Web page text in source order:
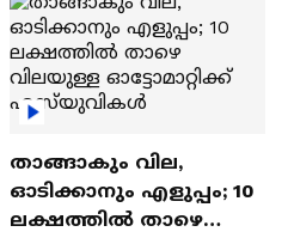
താങ്ങാകും വില,
ഓടിക്കാനും എളുപ്പം; 10
ലക്ഷത്തിൽ താഴെ